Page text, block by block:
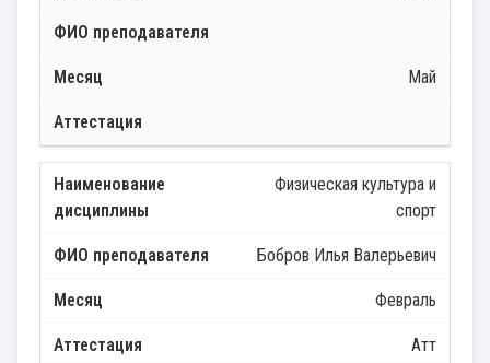
Май
Физическая культура и
спорт
Бобров Илья Валерьевич
Февраль
Атт